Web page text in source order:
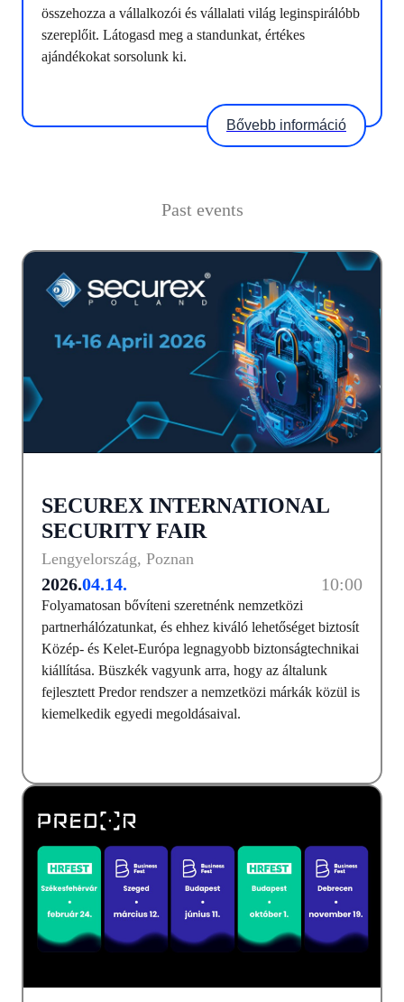
összehozza a vállalkozói és vállalati világ leginspirálóbb
szereplőit. Látogasd meg a standunkat, értékes
ajándékokat sorsolunk ki.
Bővebb információ
Past events
SECUREX INTERNATIONAL
SECURITY FAIR
Lengyelország, Poznan
2026.04.14. 10:00
Folyamatosan bővíteni szeretnénk nemzetközi
partnerhálózatunkat, és ehhez kiváló lehetőséget biztosít
Közép- és Kelet-Európa legnagyobb biztonságtechnikai
kiállítása. Büszkék vagyunk arra, hogy az általunk
fejlesztett Predor rendszer a nemzetközi márkák közül is
kiemelkedik egyedi megoldásaival.